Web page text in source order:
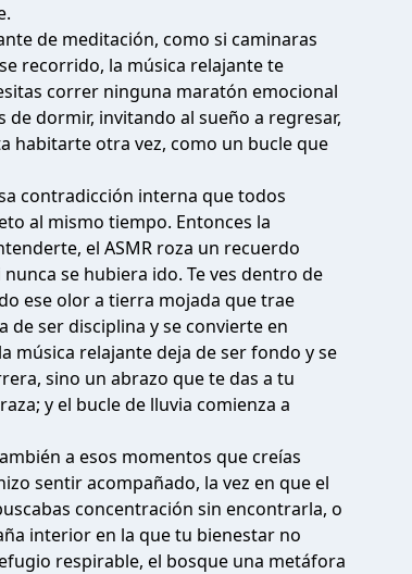
de meditación, como si caminaras
recorrido, la música relajante te
correr ninguna maratón emocional
de dormir, invitando al sueño a regresar,
habitarte otra vez, como un bucle que
contradicción interna que todos
al mismo tiempo. Entonces la
el ASMR roza un recuerdo
se hubiera ido. Te ves dentro de
ese olor a tierra mojada que trae
de ser disciplina y se convierte en
música relajante deja de ser fondo y se
sino un abrazo que te das a tu
y el bucle de lluvia comienza a
a esos momentos que creías
sentir acompañado, la vez en que el
concentración sin encontrarla, o
interior en la que tu bienestar no
respirable, el bosque una metáfora